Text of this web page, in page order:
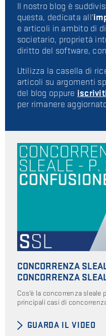
Il nostro blog è
questa, dedicata all'
e articoli in ambito di
societario, proprietà
diritto del software,
Utilizza la casella di
articoli su argomenti
del blog oppure
per rimanere
CONCORRENZA
CONCORRENZA
Cos'è la concorrenza
principali casi di
GUARDA IL VIDEO